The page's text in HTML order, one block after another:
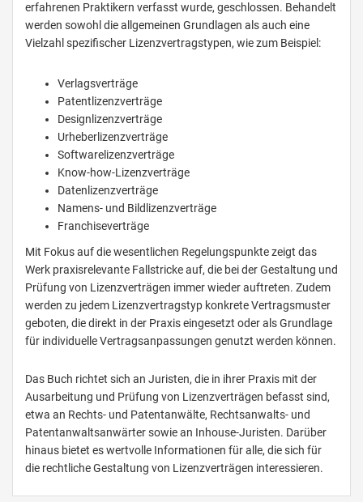
erfahrenen Praktikern verfasst wurde, geschlossen. Behandelt
werden sowohl die allgemeinen Grundlagen als auch eine
Vielzahl spezifischer Lizenzvertragstypen, wie zum Beispiel:
Verlagsverträge
Patentlizenzverträge
Designlizenzverträge
Urheberlizenzverträge
Softwarelizenzverträge
Know-how-Lizenzverträge
Datenlizenzverträge
Namens- und Bildlizenzverträge
Franchiseverträge
Mit Fokus auf die wesentlichen Regelungspunkte zeigt das
Werk praxisrelevante Fallstricke auf, die bei der Gestaltung und
Prüfung von Lizenzverträgen immer wieder auftreten. Zudem
werden zu jedem Lizenzvertragstyp konkrete Vertragsmuster
geboten, die direkt in der Praxis eingesetzt oder als Grundlage
für individuelle Vertragsanpassungen genutzt werden können.
Das Buch richtet sich an Juristen, die in ihrer Praxis mit der
Ausarbeitung und Prüfung von Lizenzverträgen befasst sind,
etwa an Rechts- und Patentanwälte, Rechtsanwalts- und
Patentanwaltsanwärter sowie an Inhouse-Juristen. Darüber
hinaus bietet es wertvolle Informationen für alle, die sich für
die rechtliche Gestaltung von Lizenzverträgen interessieren.